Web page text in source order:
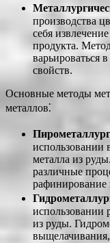
производства
себя
продукта.
варьироваться
свойств.
Основные методы
металлов⁚
использовании
металла из
различные
рафинирование
использовании
из руды.